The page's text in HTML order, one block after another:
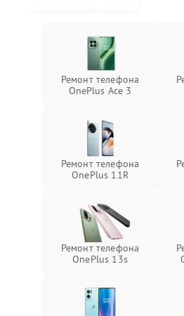
Ремонт телефона
OnePlus Ace 3
Ремонт телефона
OnePlus 11R
Ремонт телефона
OnePlus 13s